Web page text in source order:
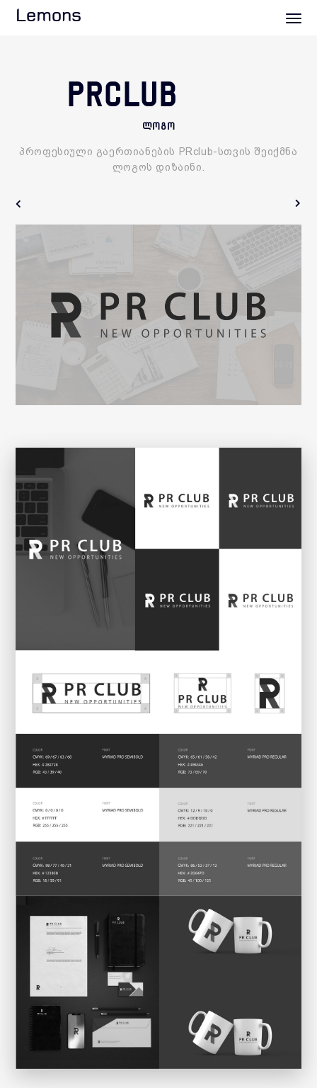
Lemons
PRCLUB
ლოგო
პროფესიული გაერთიანების PRclub-სთვის შეიქმნა
ლოგოს დიზაინი.